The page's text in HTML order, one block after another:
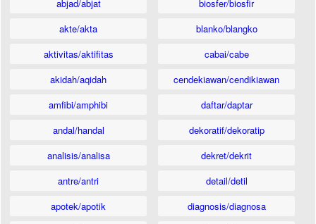
abjad/abjat
akte/akta
aktivitas/aktifitas
akidah/aqidah
amfibi/amphibi
andal/handal
analisis/analisa
antre/antri
apotek/apotik
biosfer/biosfir
blanko/blangko
cabai/cabe
cendekiawan/cendikiawan
daftar/daptar
dekoratif/dekoratip
dekret/dekrit
detail/detil
diagnosis/diagnosa